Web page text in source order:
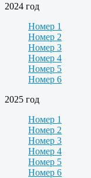
2024 год
Номер 1
Номер 2
Номер 3
Номер 4
Номер 5
Номер 6
2025 год
Номер 1
Номер 2
Номер 3
Номер 4
Номер 5
Номер 6